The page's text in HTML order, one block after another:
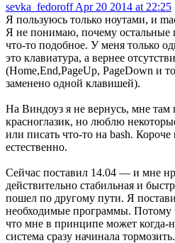
sevka_fedoroffApr 20 2014 at 22:25
Я пользуюсь только ноутами, и
Я не понимаю, почему остальные
что-то подобное. У меня только
это клавиатура, а вернее
(Home,End,PageUp, PageDown и
заменено одной клавишей).
На Виндоуз я не вернусь, мне
красноглазик, но люблю
или писать что-то на bash.
естественно.
Сейчас поставил 14.04 — и мне
действительно стабильная и
пошел по другому пути. Я
необходимые программы. Потому
что мне в принципе может когда-
система сразу начинала тормозить.